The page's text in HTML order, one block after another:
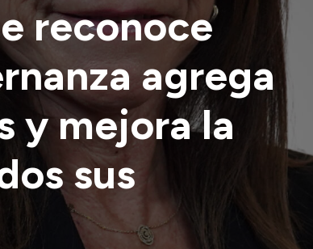
reconoce
agrega
y mejora la
sus